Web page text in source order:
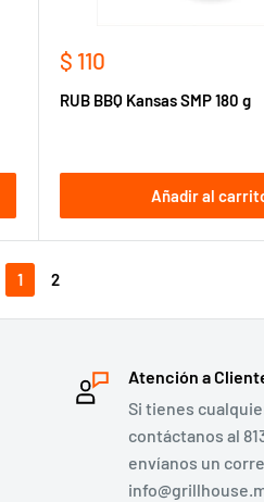
Precio
venta
$ 110
RUB BBQ Kansas SMP 180 g
Añadir al
1 2
Atención a
Si tienes
contáctanos al
envíanos un